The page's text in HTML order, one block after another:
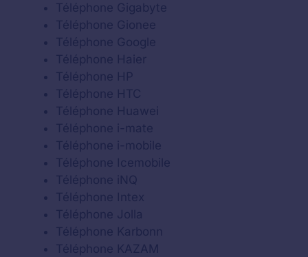
Téléphone Gigabyte
Téléphone Gionee
Téléphone Google
Téléphone Haier
Téléphone HP
Téléphone HTC
Téléphone Huawei
Téléphone i-mate
Téléphone i-mobile
Téléphone Icemobile
Téléphone iNQ
Téléphone Intex
Téléphone Jolla
Téléphone Karbonn
Téléphone KAZAM